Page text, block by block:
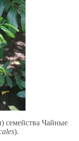
) семейства Чайные
).